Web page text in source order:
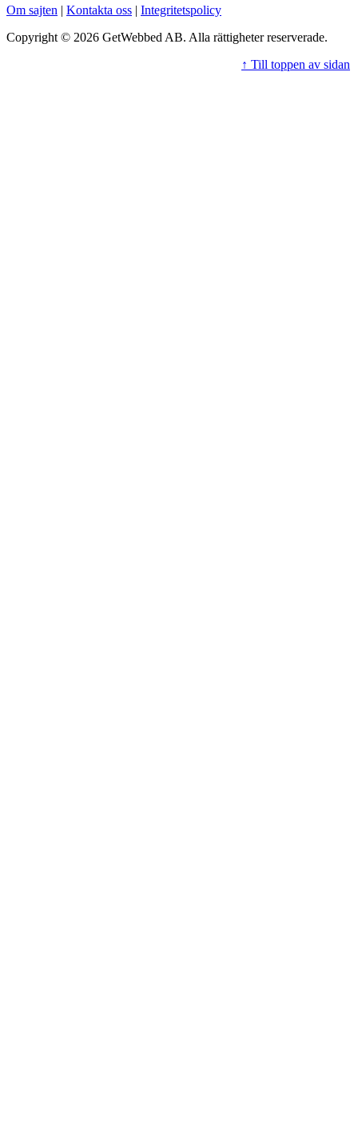
Om sajten | Kontakta oss | Integritetspolicy
Copyright © 2026 GetWebbed AB. Alla rättigheter reserverade.
↑ Till toppen av sidan